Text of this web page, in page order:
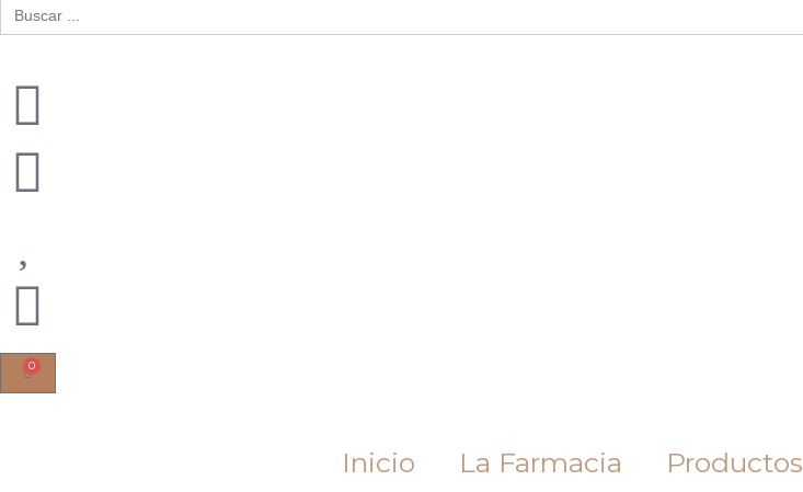
Buscar:
0
Cart
Inicio La Farmacia Productos